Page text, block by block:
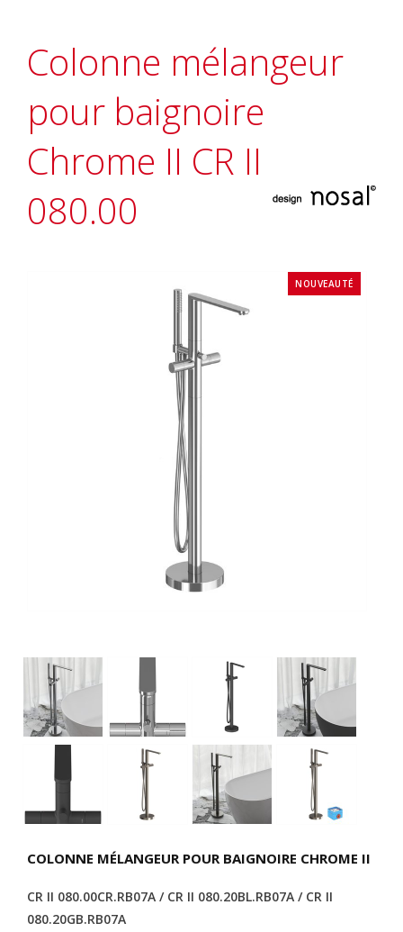
Colonne mélangeur
pour baignoire
Chrome II CR II
080.00
NOUVEAUTÉ
COLONNE MÉLANGEUR POUR BAIGNOIRE CHROME II
CR II 080.00CR.RB07A / CR II 080.20BL.RB07A / CR II
080.20GB.RB07A